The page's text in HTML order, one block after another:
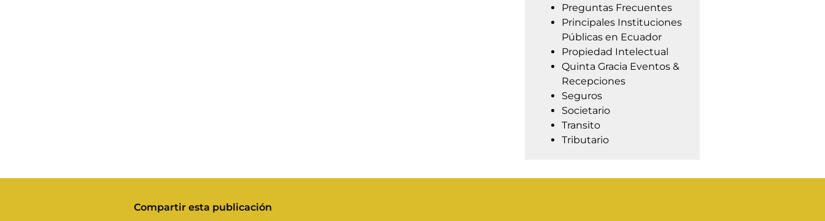
Preguntas Frecuentes
Principales Instituciones
Públicas en Ecuador
Propiedad Intelectual
Quinta Gracia Eventos &
Recepciones
Seguros
Societario
Transito
Tributario
Compartir esta publicación